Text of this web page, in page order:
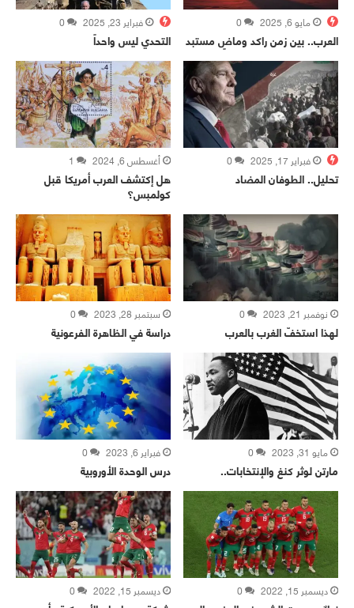
مايو 6, 2025 0
العرب.. بين زمن راكد وماضٍ مستبد
فبراير 23, 2025 0
التحدي ليس واحداً
فبراير 17, 2025 0
تحليل.. الطوفان المضاد
أغسطس 6, 2024 1
هل إكتشف العرب أمريكا قبل
كولمبس؟
نوفمبر 21, 2023 0
لهذا استخفّ الغرب بالعرب
سبتمبر 28, 2023 0
دراسة في الظاهرة الفرعونية
مايو 31, 2023 0
مارتن لوثر كنغ والإنتخابات..
فبراير 6, 2023 0
درس الوحدة الأوروبية
ديسمبر 15, 2022 0 ديسمبر 15, 2022 0